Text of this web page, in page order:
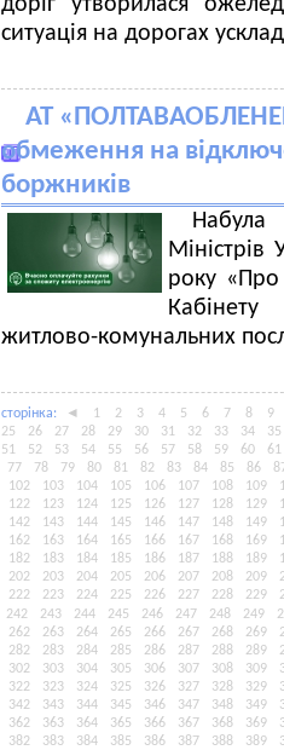
доріг утворилася
ситуація на дорогах
АТ
обмеження на
боржників
року «Про
житлово-комунальних
сторiнка: ◄ 1 2 3 4 5 6 7 8
9
25
26 27 28 29 30 31 32 33 34
35
51
52 53 54 55 56 57 58 59 60
61
77
78 79 80 81 82 83 84 85 86
102
103 104 105 106 107 108 109
122
123 124 125 126 127 128 129
142
143 144 145 146 147 148 149
162
163 164 165 166 167 168 169
182
183 184 185 186 187 188 189
202
203 204 205 206 207 208 209
222
223 224 225 226 227 228 229
242
243 244 245 246 247 248 249
262
263 264 265 266 267 268 269
282
283 284 285 286 287 288 289
302
303 304 305 306 307 308 309
322
323 324 325 326 327 328 329
342
343 344 345 346 347 348 349
362
363 364 365 366 367 368 369
382
383 384 385 386 387 388 389